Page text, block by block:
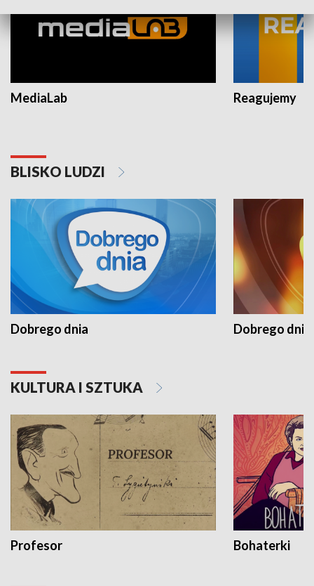
MediaLab Reagujemy
BLISKO LUDZI
Dobrego dnia Dobrego dnia
KULTURA I SZTUKA
Profesor Bohaterki